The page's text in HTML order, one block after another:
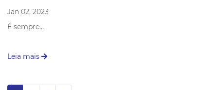
Jan 02, 2023
É sempre…
Leia mais